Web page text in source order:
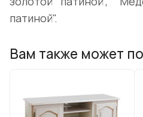
патиной".
Вам также может